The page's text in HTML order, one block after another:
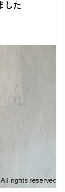
した